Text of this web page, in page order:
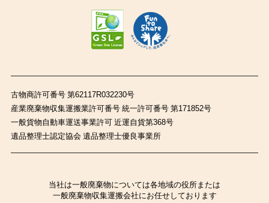
古物商許可番号 第62117R032230号
産業廃棄物収集運搬業許可番号 統一許可番号 第171852号
一般貨物自動車運送事業許可 近運自貨第368号
遺品整理士認定協会 遺品整理士優良事業所
当社は一般廃棄物については各地域の役所または
一般廃棄物収集運搬会社にお任せしております